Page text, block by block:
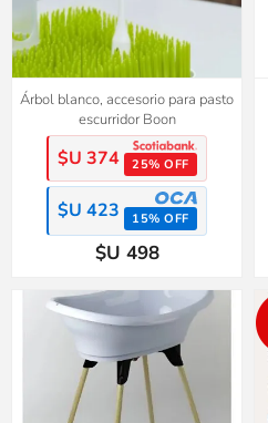
Árbol blanco, accesorio para pasto
escurridor Boon
$U 374 25% OFF
$U 423 15% OFF
$U 498